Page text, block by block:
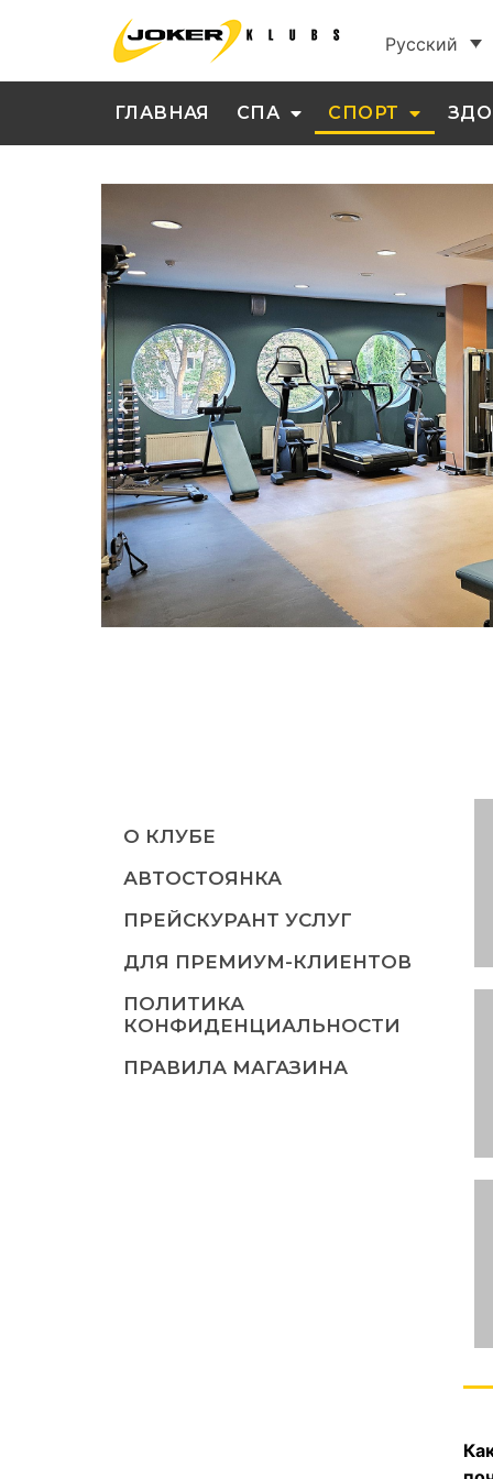
Русский
ГЛАВНАЯ СПА СПОРТ
О КЛУБЕ
АВТОСТОЯНКА
ПРЕЙСКУРАНТ УСЛУГ
ДЛЯ ПРЕМИУМ-КЛИЕНТОВ
ПОЛИТИКА
КОНФИДЕНЦИАЛЬНОСТИ
ПРАВИЛА МАГАЗИНА